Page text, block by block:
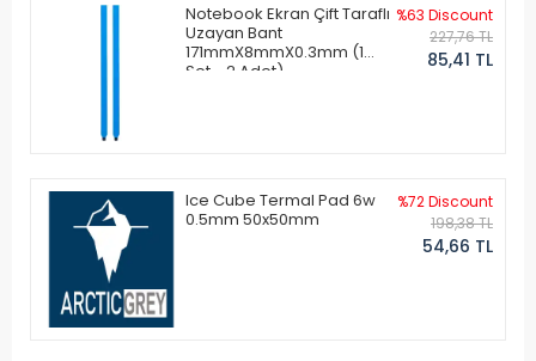
Notebook Ekran Çift Taraflı
Uzayan Bant
171mmX8mmX0.3mm (1
Set - 2 Adet)
%63 Discount
227,76 TL
85,41 TL
Ice Cube Termal Pad 6w
0.5mm 50x50mm
%72 Discount
198,38 TL
54,66 TL